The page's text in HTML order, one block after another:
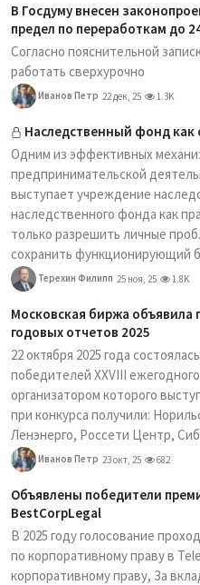
В Госдуму внесен
предел по переработкам до
Согласно пояснительной
работать сверхурочно
Иванов Петр 22 дек, 25 1.3K
Наследственный фонд как
Одним из эффективных
предпринимательской
выступает учреждение
наследственного фонда как
только разрешить личные
сохранить функционирующий
Терехин Филипп 25 ноя, 25 1.8K
Московская биржа объявила
годовых отчетов 2025
22 октября 2025 года
победителей XXVIII
организатором которого
при конкурса получили:
Ленэнерго, Россети Центр,
Иванов Петр 23 окт, 25 682
Объявлены победители
BestCorpLegal
В 2025 году голосование
по корпоративному праву в
корпоративному праву, За